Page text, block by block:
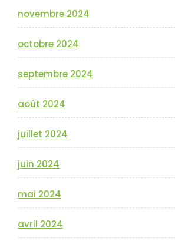
novembre 2024
octobre 2024
septembre 2024
août 2024
juillet 2024
juin 2024
mai 2024
avril 2024